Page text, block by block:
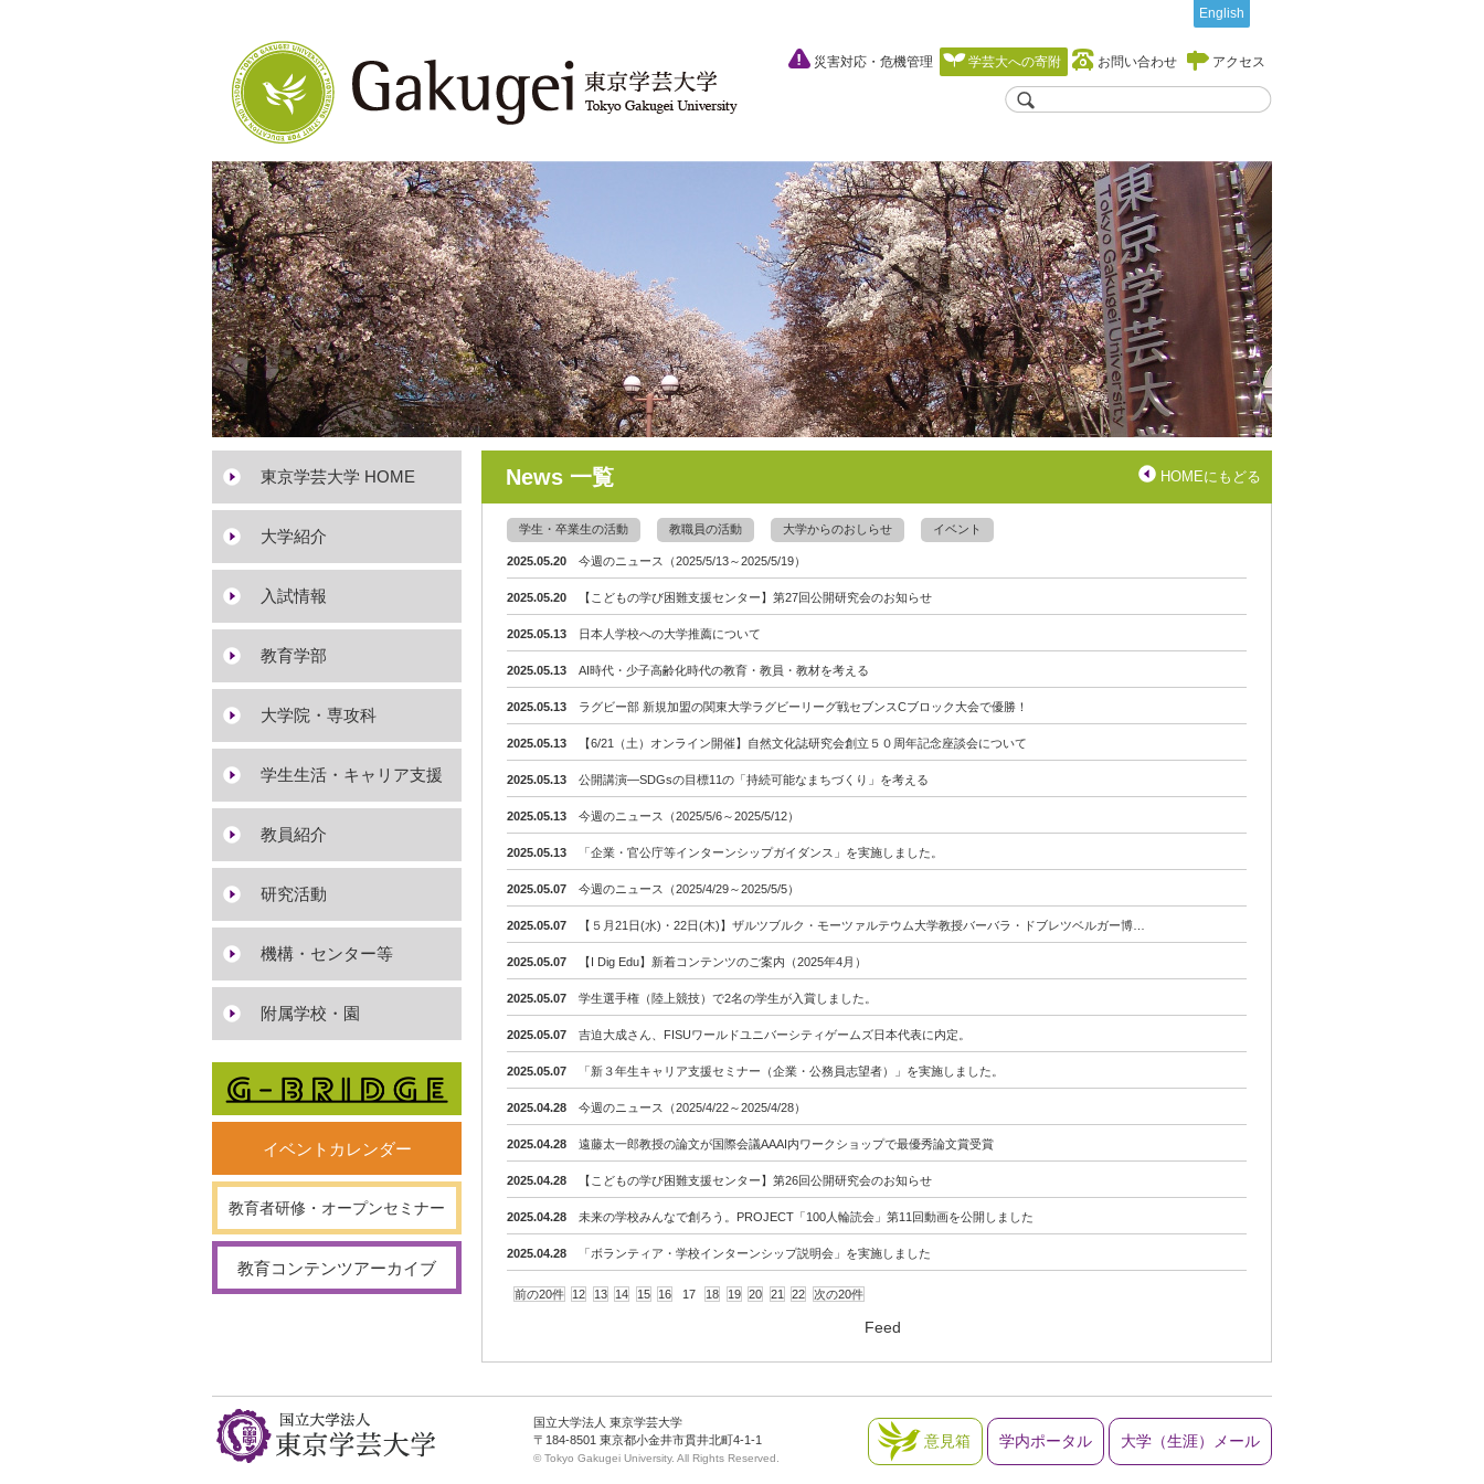
English
災害対応・危機管理 学芸大への寄附 お問い合わせ アクセス
東京学芸大学 HOME
大学紹介
入試情報
教育学部
大学院・専攻科
学生生活・キャリア支援
教員紹介
研究活動
機構・センター等
附属学校・園
イベントカレンダー
教育者研修・オープンセミナー
教育コンテンツアーカイブ
News 一覧 HOMEにもどる
学生・卒業生の活動 教職員の活動 大学からのおしらせ イベント
2025.05.20 今週のニュース（2025/5/13～2025/5/19）
2025.05.20 【こどもの学び困難支援センター】第27回公開研究会のお知らせ
2025.05.13 日本人学校への大学推薦について
2025.05.13 AI時代・少子高齢化時代の教育・教員・教材を考える
2025.05.13 ラグビー部 新規加盟の関東大学ラグビーリーグ戦セブンスCブロック大会で優勝！
2025.05.13 【6/21（土）オンライン開催】自然文化誌研究会創立５０周年記念座談会について
2025.05.13 公開講演―SDGsの目標11の「持続可能なまちづくり」を考える
2025.05.13 今週のニュース（2025/5/6～2025/5/12）
2025.05.13 「企業・官公庁等インターンシップガイダンス」を実施しました。
2025.05.07 今週のニュース（2025/4/29～2025/5/5）
2025.05.07 【５月21日(水)・22日(木)】ザルツブルク・モーツァルテウム大学教授バーバラ・ドブレツベルガー博…
2025.05.07 【I Dig Edu】新着コンテンツのご案内（2025年4月）
2025.05.07 学生選手権（陸上競技）で2名の学生が入賞しました。
2025.05.07 吉迫大成さん、FISUワールドユニバーシティゲームズ日本代表に内定。
2025.05.07 「新３年生キャリア支援セミナー（企業・公務員志望者）」を実施しました。
2025.04.28 今週のニュース（2025/4/22～2025/4/28）
2025.04.28 遠藤太一郎教授の論文が国際会議AAAI内ワークショップで最優秀論文賞受賞
2025.04.28 【こどもの学び困難支援センター】第26回公開研究会のお知らせ
2025.04.28 未来の学校みんなで創ろう。PROJECT「100人輪読会」第11回動画を公開しました
2025.04.28 「ボランティア・学校インターンシップ説明会」を実施しました
前の20件 12 13 14 15 16 17 18 19 20 21 22 次の20件
Feed
国立大学法人 東京学芸大学
〒184-8501 東京都小金井市貫井北町4-1-1
© Tokyo Gakugei University. All Rights Reserved.
意見箱 学内ポータル 大学（生涯）メール